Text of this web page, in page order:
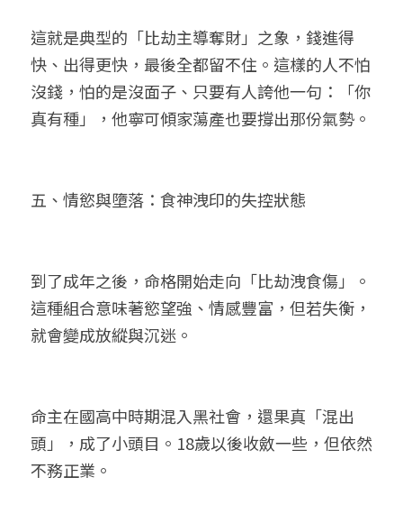
這就是典型的「比劫主導奪財」之象，錢進得
快、出得更快，最後全都留不住。這樣的人不怕
沒錢，怕的是沒面子、只要有人誇他一句：「你
真有種」，他寧可傾家蕩產也要撐出那份氣勢。
五、情慾與墮落：食神洩印的失控狀態
到了成年之後，命格開始走向「比劫洩食傷」。
這種組合意味著慾望強、情感豐富，但若失衡，
就會變成放縱與沉迷。
命主在國高中時期混入黑社會，還果真「混出
頭」，成了小頭目。18歲以後收斂一些，但依然
不務正業。